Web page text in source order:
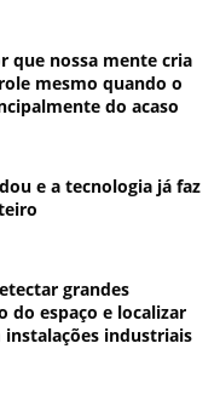
que nossa mente cria
mesmo quando o
do acaso
e a tecnologia já faz
grandes
do espaço e localizar
instalações industriais